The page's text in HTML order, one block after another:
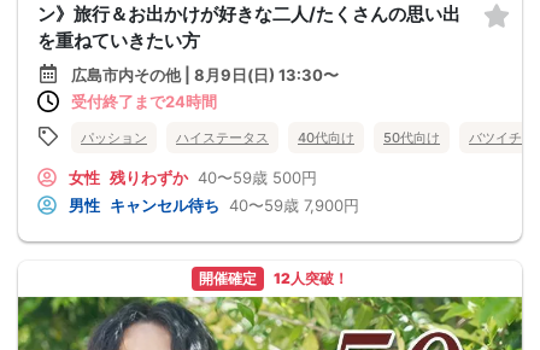
ン》旅行＆お出かけが好きな二人/たくさんの思い出
を重ねていきたい方
広島市内その他 | 8月9日(日) 13:30〜
受付終了まで24時間
パッション ハイステータス 40代向け 50代向け バツイチ・
女性 残りわずか 40〜59歳 500円
男性 キャンセル待ち 40〜59歳 7,900円
開催確定 12人突破！